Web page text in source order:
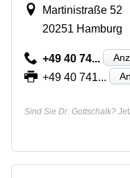
Martinistraße 52
20251 Hamburg
+49 40 74...
+49 40 741...
Sind Sie Dr. Gottschalk?